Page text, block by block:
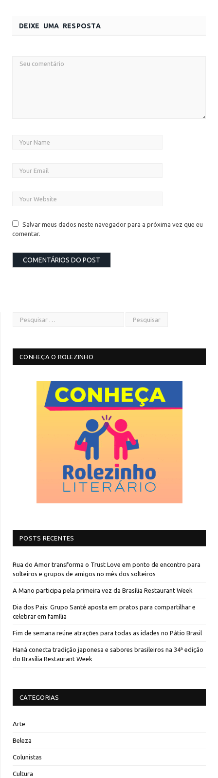
DEIXE UMA RESPOSTA
Salvar meus dados neste navegador para a próxima vez que eu
comentar.
CONHEÇA O ROLEZINHO
POSTS RECENTES
Rua do Amor transforma o Trust Love em ponto de encontro para
solteiros e grupos de amigos no mês dos solteiros
A Mano participa pela primeira vez da Brasília Restaurant Week
Dia dos Pais: Grupo Santé aposta em pratos para compartilhar e
celebrar em família
Fim de semana reúne atrações para todas as idades no Pátio Brasil
Haná conecta tradição japonesa e sabores brasileiros na 34ª edição
do Brasília Restaurant Week
CATEGORIAS
Arte
Beleza
Colunistas
Cultura